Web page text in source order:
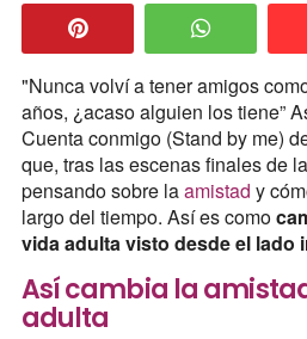
"Nunca volví a tener amigos
años, ¿acaso alguien los tiene”
Cuenta conmigo (Stand by me)
que, tras las escenas finales de
pensando sobre laamistad y
largo del tiempo. Así es como
vida adulta visto desde el lado
Así cambia la
adulta